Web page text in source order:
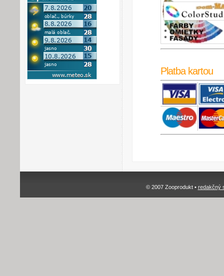
Platba kartou
© 2007 Zooprodukt • redakčný